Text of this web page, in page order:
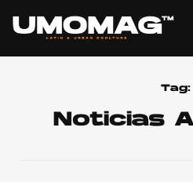
Tag:
Noticias